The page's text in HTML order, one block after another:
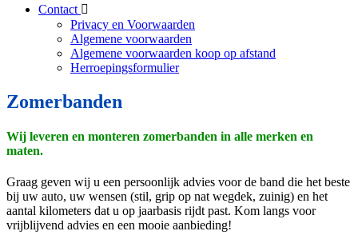
Contact
Privacy en Voorwaarden
Algemene voorwaarden
Algemene voorwaarden koop op afstand
Herroepingsformulier
Zomerbanden
Wij leveren en monteren zomerbanden in alle merken en
maten.
Graag geven wij u een persoonlijk advies voor de band die het beste
bij uw auto, uw wensen (stil, grip op nat wegdek, zuinig) en het
aantal kilometers dat u op jaarbasis rijdt past. Kom langs voor
vrijblijvend advies en een mooie aanbieding!